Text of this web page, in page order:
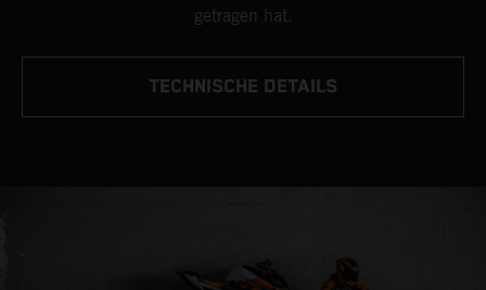
getragen hat.
TECHNISCHE DETAILS